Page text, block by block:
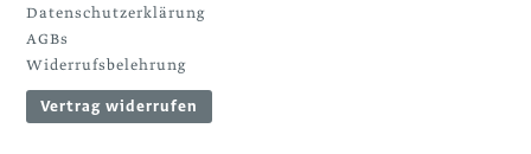
Datenschutzerklärung
AGBs
Widerrufsbelehrung
Vertrag widerrufen